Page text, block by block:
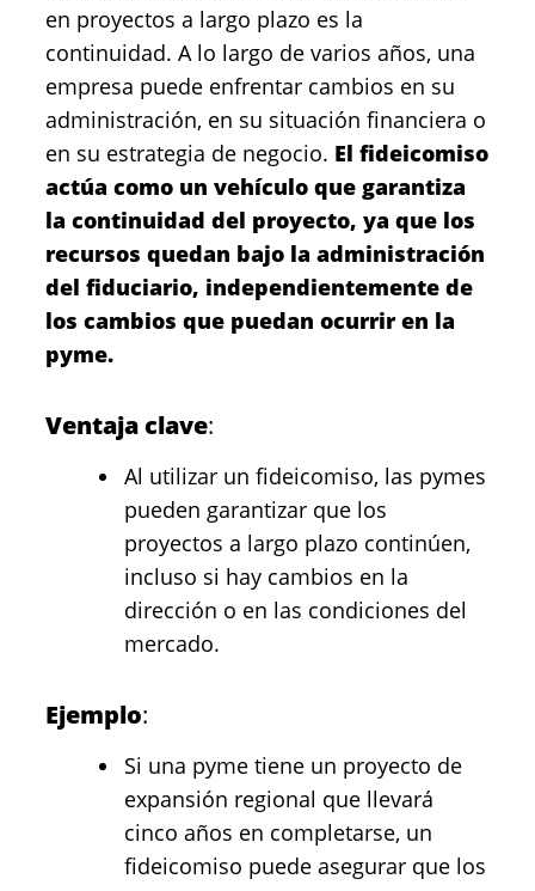
en proyectos a largo plazo es la
continuidad. A lo largo de varios años, una
empresa puede enfrentar cambios en su
administración, en su situación financiera o
en su estrategia de negocio. El fideicomiso
actúa como un vehículo que garantiza
la continuidad del proyecto, ya que los
recursos quedan bajo la administración
del fiduciario, independientemente de
los cambios que puedan ocurrir en la
pyme.
Ventaja clave:
Al utilizar un fideicomiso, las pymes
pueden garantizar que los
proyectos a largo plazo continúen,
incluso si hay cambios en la
dirección o en las condiciones del
mercado.
Ejemplo:
Si una pyme tiene un proyecto de
expansión regional que llevará
cinco años en completarse, un
fideicomiso puede asegurar que los